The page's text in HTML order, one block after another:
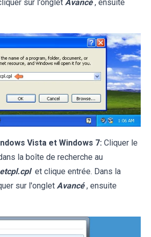
sur l'onglet Avancé , ensuite
Vista et Windows 7: Cliquer le
la boîte de recherche au
et clique entrée. Dans la
sur l'onglet Avancé , ensuite